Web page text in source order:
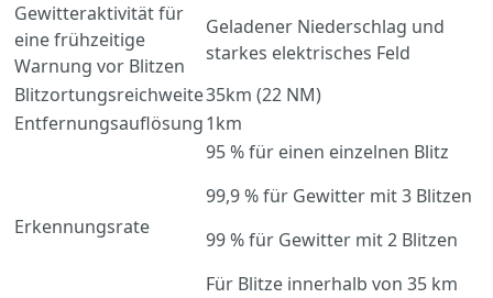
Gewitteraktivität für
eine frühzeitige
Warnung vor Blitzen
Geladener Niederschlag und
starkes elektrisches Feld
Blitzortungsreichweite35km (22 NM)
Entfernungsauflösung1km
Erkennungsrate
95 % für einen einzelnen Blitz
99,9 % für Gewitter mit 3 Blitzen
99 % für Gewitter mit 2 Blitzen
Für Blitze innerhalb von 35 km